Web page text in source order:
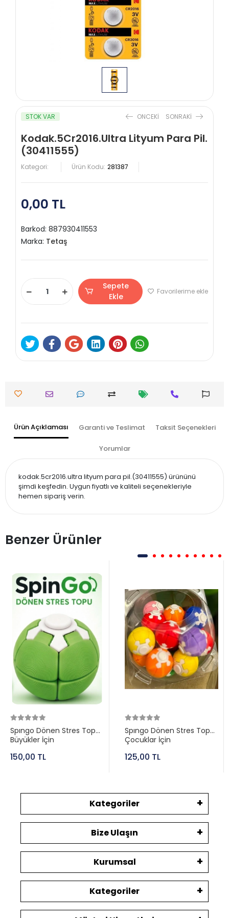
STOK VAR ONCEKI SONRAKI
Kodak.5Cr2016.Ultra Lityum Para Pil.
(30411555)
Kategori: Ürün Kodu: 281387
0,00 TL
Barkod: 887930411553
Marka: Tetaş
Sepete
Ekle
Favorilerime ekle
Ürün Açıklaması Garanti ve Teslimat Taksit Seçenekleri
Yorumlar
kodak.5cr2016.ultra lityum para pil.(30411555) ürününü
şimdi keşfedin. Uygun fiyatlı ve kaliteli seçenekleriyle
hemen sipariş verin.
Benzer Ürünler
Spıngo Dönen Stres Topu
Büyükler İçin
150,00 TL
Spıngo Dönen Stres Topu
Çocuklar İçin
125,00 TL
Kategoriler
Bize Ulaşın
Kurumsal
Kategoriler